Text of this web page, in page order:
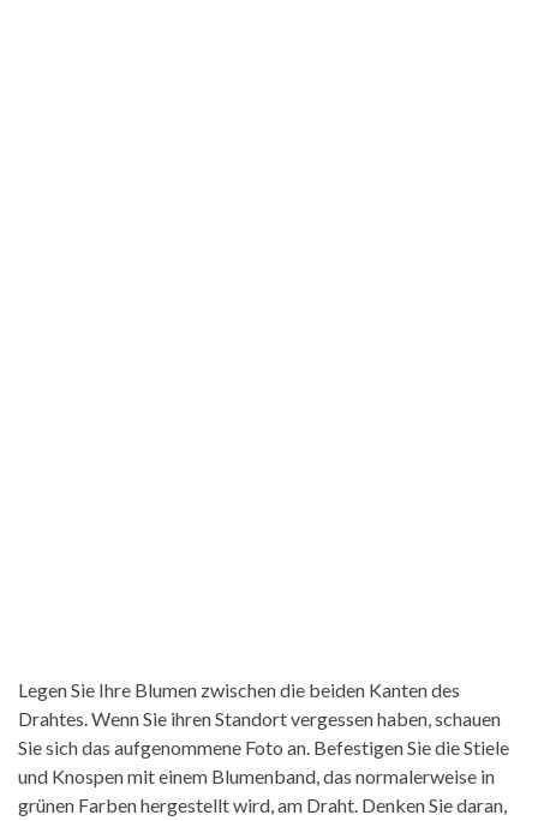
Legen Sie Ihre Blumen zwischen die beiden Kanten des
Drahtes. Wenn Sie ihren Standort vergessen haben, schauen
Sie sich das aufgenommene Foto an. Befestigen Sie die Stiele
und Knospen mit einem Blumenband, das normalerweise in
grünen Farben hergestellt wird, am Draht. Denken Sie daran,